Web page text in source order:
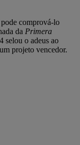
pode comprová-lo
da Primera
selou o adeus ao
projeto vencedor.